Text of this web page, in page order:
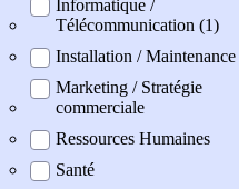
Informatique /
Télécommunication (1)
Installation / Maintenance
Marketing / Stratégie
commerciale
Ressources Humaines
Santé